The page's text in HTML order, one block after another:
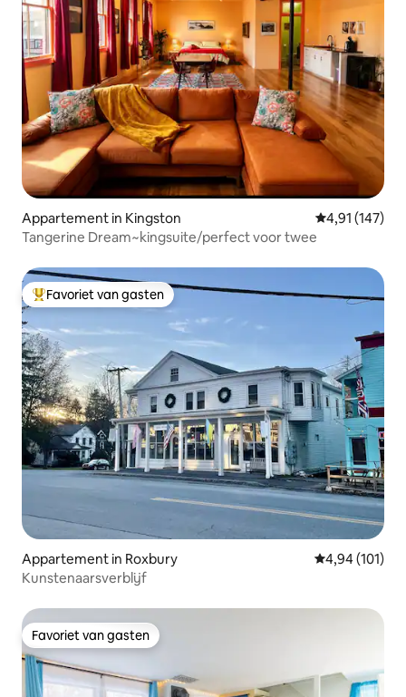
Appartement in Kingston Gemiddelde
4,91 (147)
Tangerine Dream~kingsuite/perfect voor twee
Topfavoriet van gasten
Favoriet van gasten
Appartement in Roxbury Gemiddelde
4,94 (101)
Kunstenaarsverblijf
Favoriet van gasten
Favoriet van gasten